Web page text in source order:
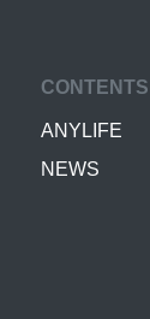
CONTENTS
ANYLIFE
NEWS